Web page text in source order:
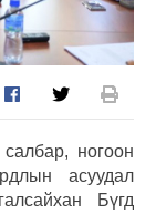
ногоон
асуудал
Бүгд